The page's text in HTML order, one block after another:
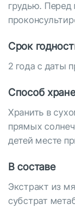
грудью. Перед
Срок
2 года с даты
Способ
Хранить в
прямых
детей месте
В составе
Экстракт из
субстрат